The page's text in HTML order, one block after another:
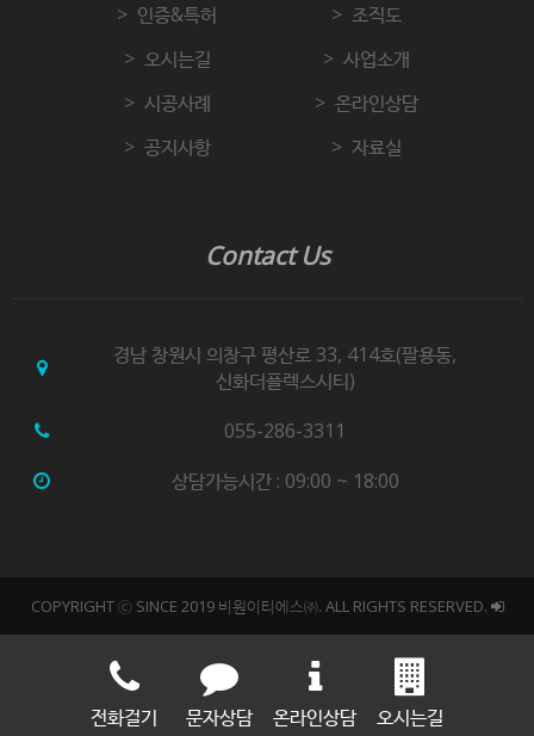
인증&특허
조직도
오시는길
사업소개
시공사례
온라인상담
공지사항
자료실
Contact Us
경남 창원시 의창구 평산로 33, 414호(팔용동,
신화더플렉스시티)
055-286-3311
상담가능시간 : 09:00 ~ 18:00
COPYRIGHT ⓒ SINCE 2019 비원이티에스㈜. ALL RIGHTS RESERVED.
전화걸기 문자상담 온라인상담 오시는길